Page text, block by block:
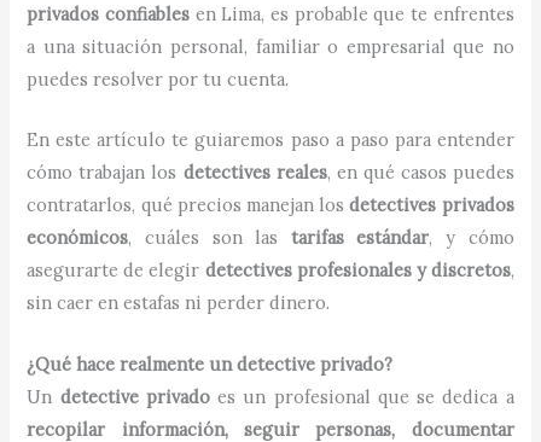
privados confiables en Lima, es probable que te enfrentes
a una situación personal, familiar o empresarial que no
puedes resolver por tu cuenta.
En este artículo te guiaremos paso a paso para entender
cómo trabajan los detectives reales, en qué casos puedes
contratarlos, qué precios manejan losdetectives privados
económicos, cuáles son las tarifas estándar, y cómo
asegurarte de elegir detectives profesionales y discretos,
sin caer en estafas ni perder dinero.
¿Qué hace realmente un detective privado?
Un detective privadoes un profesional que se dedica a
recopilar información, seguir personas, documentar